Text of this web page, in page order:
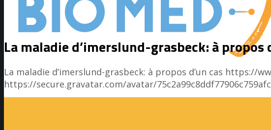
La maladie d’imerslund-grasbeck: à propos
La maladie d’imerslund-grasbeck: à propos d’un cas https://
https://secure.gravatar.com/avatar/